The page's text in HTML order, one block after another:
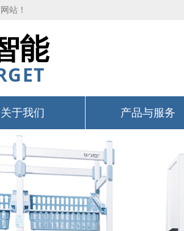
站！
能
关于我们 产品与服务